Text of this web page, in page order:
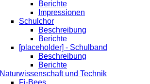
Berichte
Impressionen
Schulchor
Beschreibung
Berichte
[placeholder] - Schulband
Beschreibung
Berichte
Naturwissenschaft und Technik
Fi-Bees